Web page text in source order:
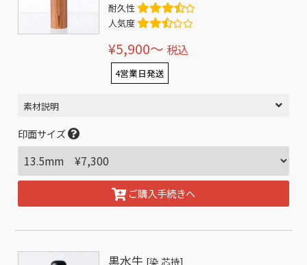
耐久性
人気度
¥5,900〜 税込
4営業日発送
素材説明
印面サイズ
ご購入手続きへ
黒水牛 [染 芯持]